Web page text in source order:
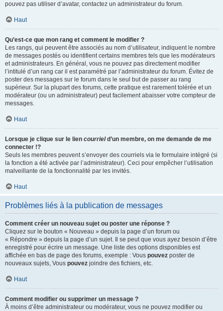
pouvez pas utiliser d’avatar, contactez un administrateur du forum.
Haut
Qu’est-ce que mon rang et comment le modifier ?
Les rangs, qui peuvent être associés au nom d’utilisateur, indiquent le nombre
de messages postés ou identifient certains membres tels que les modérateurs
et administrateurs. En général, vous ne pouvez pas directement modifier
l’intitulé d’un rang car il est paramétré par l’administrateur du forum. Évitez de
poster des messages sur le forum dans le seul but de passer au rang
supérieur. Sur la plupart des forums, cette pratique est rarement tolérée et un
modérateur (ou un administrateur) peut facilement abaisser votre compteur de
messages.
Haut
Lorsque je clique sur le lien courrield’un membre, on me demande de me
connecter !?
Seuls les membres peuvent s’envoyer des courriels via le formulaire intégré (si
la fonction a été activée par l’administrateur). Ceci pour empêcher l’utilisation
malveillante de la fonctionnalité par les invités.
Haut
Problèmes liés à la publication de messages
Comment créer un nouveau sujet ou poster une réponse ?
Cliquez sur le bouton « Nouveau » depuis la page d’un forum ou
« Répondre » depuis la page d’un sujet. Il se peut que vous ayez besoin d’être
enregistré pour écrire un message. Une liste des options disponibles est
affichée en bas de page des forums, exemple : Vous pouvez poster de
nouveaux sujets, Vous pouvez joindre des fichiers, etc.
Haut
Comment modifier ou supprimer un message ?
À moins d’être administrateur ou modérateur, vous ne pouvez modifier ou